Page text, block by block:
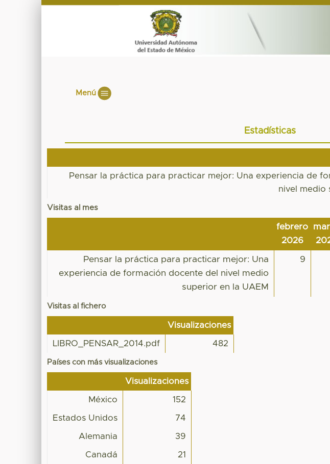
Menú
Estadísticas
Pensar la práctica para practicar mejor: Una experiencia de
nivel medio
Visitas al mes
febrero
2026
Pensar la práctica para practicar mejor: Una
experiencia de formación docente del nivel medio
superior en la UAEM
9
Visitas al fichero
Visualizaciones
LIBRO_PENSAR_2014.pdf 482
Países con más visualizaciones
Visualizaciones
México 152
Estados Unidos 74
Alemania 39
Canadá 21